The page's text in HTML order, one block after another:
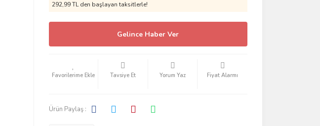
292,99 TL den başlayan taksitlerle!
Gelince Haber Ver
Tavsiye Et Yorum Yaz Fiyat Alarmı
Ürün Paylaş :